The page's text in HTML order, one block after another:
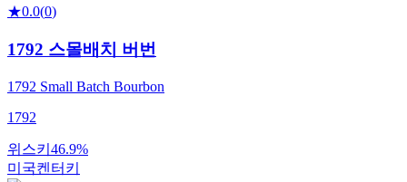
★0.0(0)
1792 스몰배치 버번
1792 Small Batch Bourbon
1792
위스키 46.9%
미국켄터키